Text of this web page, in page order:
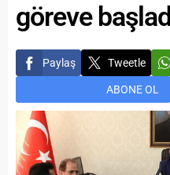
göreve
Paylaş Tweetle
ABONE OL